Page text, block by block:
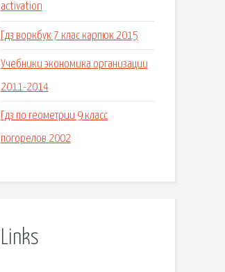
activation
Гдз воркбук 7 клас карпюк 2015
Учебники экономика организации
2011-2014
Гдз по геометрии 9 класс
погорелов 2002
Links